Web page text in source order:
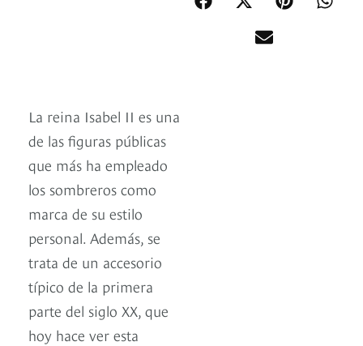
La reina Isabel II es una
de las figuras públicas
que más ha empleado
los sombreros como
marca de su estilo
personal. Además, se
trata de un accesorio
típico de la primera
parte del siglo XX, que
hoy hace ver esta